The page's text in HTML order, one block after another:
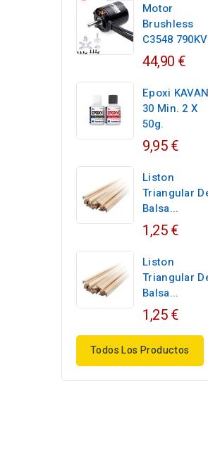
Motor
Brushless
C3548 790KV
44,90 €
Epoxi KAVAN
30 Min. 2 X
50g.
9,95 €
Liston
Triangular
Balsa...
1,25 €
Liston
Triangular
Balsa...
1,25 €
Todos Los Productos